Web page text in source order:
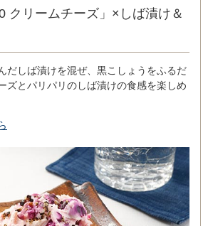
クリームチーズ」×しば漬け＆
だしば漬けを混ぜ、黒こしょうをふるだ
ズとパリパリのしば漬けの食感を楽しめ